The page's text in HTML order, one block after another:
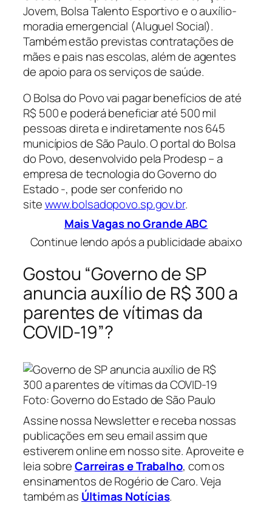
Jovem, Bolsa Talento Esportivo e o auxílio-
moradia emergencial (Aluguel Social).
Também estão previstas contratações de
mães e pais nas escolas, além de agentes
de apoio para os serviços de saúde.
O Bolsa do Povo vai pagar benefícios de até
R$ 500 e poderá beneficiar até 500 mil
pessoas direta e indiretamente nos 645
municípios de São Paulo. O portal do Bolsa
do Povo, desenvolvido pela Prodesp – a
empresa de tecnologia do Governo do
Estado -, pode ser conferido no
sitewww.bolsadopovo.sp.gov.br.
Mais Vagas no Grande ABC
Continue lendo após a publicidade abaixo
Gostou “Governo de SP
anuncia auxílio de R$ 300 a
parentes de vítimas da
COVID-19”?
Foto: Governo do Estado de São Paulo
Assine nossa Newsletter e receba nossas
publicações em seu email assim que
estiverem online em nosso site. Aproveite e
leia sobreCarreiras e Trabalho, com os
ensinamentos de Rogério de Caro. Veja
também as Últimas Notícias.